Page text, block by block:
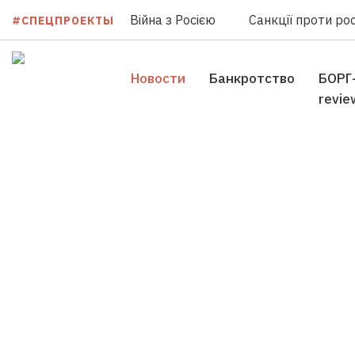
#СПЕЦПРОЕКТЫ Війна з Росією Санкції проти
Новости Банкротство